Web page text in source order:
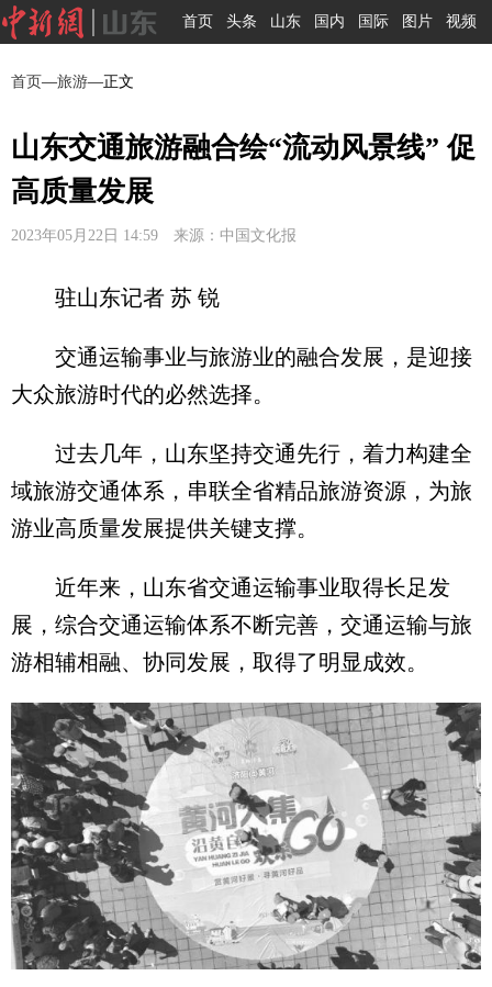
首页 头条 山东 国内 国际 图片 视频
首页—旅游—正文
山东交通旅游融合绘“流动风景线” 促
高质量发展
2023年05月22日 14:59 来源：中国文化报
驻山东记者 苏 锐
交通运输事业与旅游业的融合发展，是迎接
大众旅游时代的必然选择。
过去几年，山东坚持交通先行，着力构建全
域旅游交通体系，串联全省精品旅游资源，为旅
游业高质量发展提供关键支撑。
近年来，山东省交通运输事业取得长足发
展，综合交通运输体系不断完善，交通运输与旅
游相辅相融、协同发展，取得了明显成效。